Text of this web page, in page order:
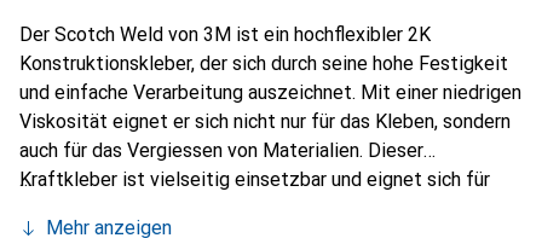
Der Scotch Weld von 3M ist ein hochflexibler 2K
Konstruktionskleber, der sich durch seine hohe Festigkeit
und einfache Verarbeitung auszeichnet. Mit einer niedrigen
Viskosität eignet er sich nicht nur für das Kleben, sondern
auch für das Vergiessen von Materialien. Dieser
Kraftkleber ist vielseitig einsetzbar und eignet sich für
Mehr anzeigen